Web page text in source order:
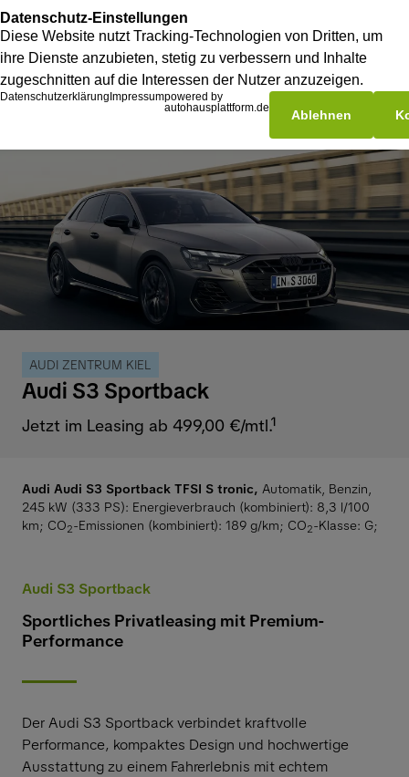
AUDI ZENTRUM KIEL
Audi S3 Sportback
Jetzt im Leasing ab 499,00 €/mtl.¹
Audi Audi S3 Sportback TFSI S tronic, Automatik, Benzin,
245 kW (333 PS): Energieverbrauch (kombiniert): 8,3 l/100
km; CO2-Emissionen (kombiniert): 189 g/km; CO2-Klasse: G;
Audi S3 Sportback
Sportliches Privatleasing mit Premium-
Performance
Der Audi S3 Sportback verbindet kraftvolle
Performance, kompaktes Design und hochwertige
Ausstattung zu einem Fahrerlebnis mit echtem